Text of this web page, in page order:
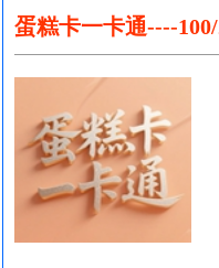
蛋糕卡一卡通----